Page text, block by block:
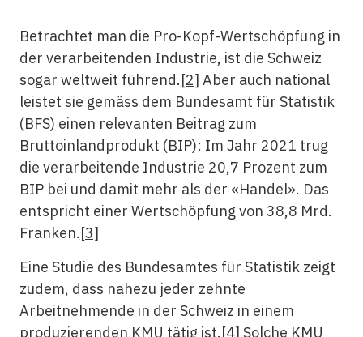
Betrachtet man die Pro-Kopf-Wertschöpfung in
der verarbeitenden Industrie, ist die Schweiz
sogar weltweit führend.[2] Aber auch national
leistet sie gemäss dem Bundesamt für Statistik
(BFS) einen relevanten Beitrag zum
Bruttoinlandprodukt (BIP): Im Jahr 2021 trug
die verarbeitende Industrie 20,7 Prozent zum
BIP bei und damit mehr als der «Handel». Das
entspricht einer Wertschöpfung von 38,8 Mrd.
Franken.[3]
Eine Studie des Bundesamtes für Statistik zeigt
zudem, dass nahezu jeder zehnte
Arbeitnehmende in der Schweiz in einem
produzierenden KMU tätig ist.[4] Solche KMU